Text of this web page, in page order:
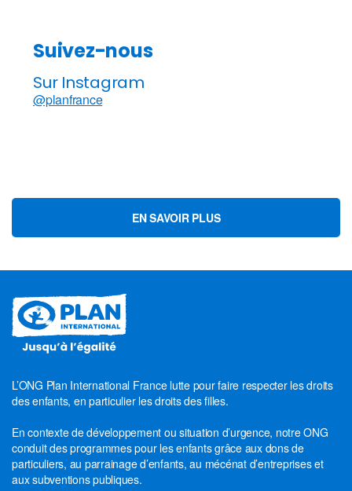
Suivez-nous
Sur Instagram
@planfrance
EN SAVOIR PLUS
L’ONG Plan International France lutte pour faire respecter les droits
des enfants, en particulier les droits des filles.
En contexte de développement ou situation d’urgence, notre ONG
conduit des programmes pour les enfants grâce aux dons de
particuliers, au parrainage d’enfants, au mécénat d’entreprises et
aux subventions publiques.